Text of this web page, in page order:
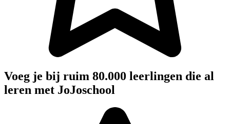
Voeg je bij ruim 80.000 leerlingen die al
leren met JoJoschool